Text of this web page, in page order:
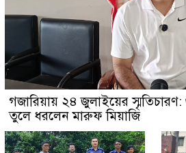
গজারিয়ায় ২৪ জুলাইয়ের
তুলে ধরলেন মারুফ মিয়াজি